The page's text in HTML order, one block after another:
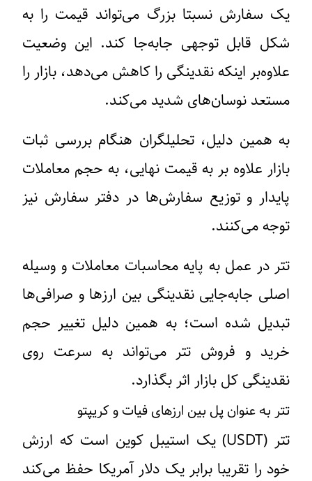
یک سفارش نسبتا بزرگ می‌تواند قیمت را به
شکل قابل توجهی جابه‌جا کند. این وضعیت
علاوه‌بر اینکه نقدینگی را کاهش می‌دهد، بازار را
مستعد نوسان‌های شدید می‌کند.
به همین دلیل، تحلیلگران هنگام بررسی ثبات
بازار علاوه بر به قیمت نهایی، به حجم معاملات
پایدار و توزیع سفارش‌ها در دفتر سفارش نیز
توجه می‌کنند.
تتر در عمل به پایه محاسبات معاملات و وسیله
اصلی جابه‌جایی نقدینگی بین ارزها و صرافی‌ها
تبدیل شده است؛ به همین دلیل تغییر حجم
خرید و فروش تتر می‌تواند به سرعت روی
نقدینگی کل بازار اثر بگذارد.
تتر به عنوان پل بین ارزهای فیات و کریپتو
تتر (USDT) یک استیبل کوین است که ارزش
خود را تقریبا برابر یک دلار آمریکا حفظ می‌کند